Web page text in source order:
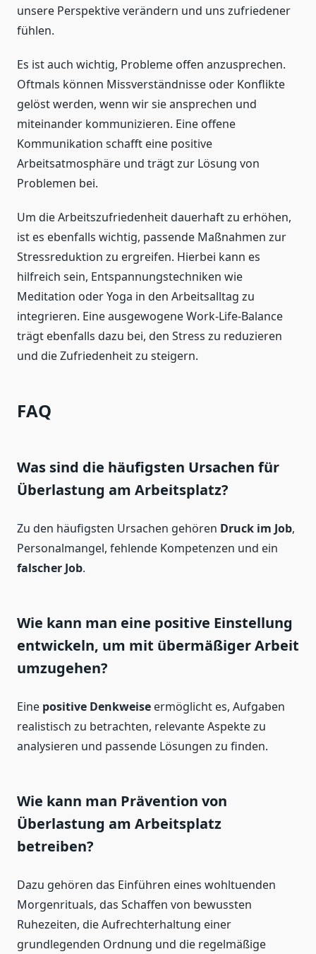
unsere Perspektive verändern und uns zufriedener
fühlen.
Es ist auch wichtig, Probleme offen anzusprechen.
Oftmals können Missverständnisse oder Konflikte
gelöst werden, wenn wir sie ansprechen und
miteinander kommunizieren. Eine offene
Kommunikation schafft eine positive
Arbeitsatmosphäre und trägt zur Lösung von
Problemen bei.
Um die Arbeitszufriedenheit dauerhaft zu erhöhen,
ist es ebenfalls wichtig, passende Maßnahmen zur
Stressreduktion zu ergreifen. Hierbei kann es
hilfreich sein, Entspannungstechniken wie
Meditation oder Yoga in den Arbeitsalltag zu
integrieren. Eine ausgewogene Work-Life-Balance
trägt ebenfalls dazu bei, den Stress zu reduzieren
und die Zufriedenheit zu steigern.
FAQ
Was sind die häufigsten Ursachen für
Überlastung am Arbeitsplatz?
Zu den häufigsten Ursachen gehören Druck im Job,
Personalmangel, fehlende Kompetenzen und ein
falscher Job.
Wie kann man eine positive Einstellung
entwickeln, um mit übermäßiger Arbeit
umzugehen?
Eine positive Denkweise ermöglicht es, Aufgaben
realistisch zu betrachten, relevante Aspekte zu
analysieren und passende Lösungen zu finden.
Wie kann man Prävention von
Überlastung am Arbeitsplatz
betreiben?
Dazu gehören das Einführen eines wohltuenden
Morgenrituals, das Schaffen von bewussten
Ruhezeiten, die Aufrechterhaltung einer
grundlegenden Ordnung und die regelmäßige